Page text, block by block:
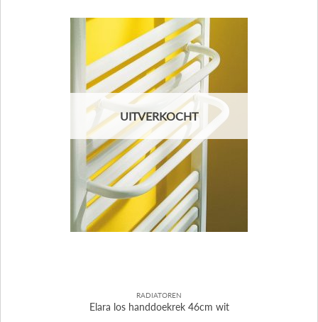
UITVERKOCHT
RADIATOREN
Elara los handdoekrek 46cm wit